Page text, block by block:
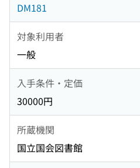
DM181
対象利用者
一般
入手条件・定価
30000円
所蔵機関
国立国会図書館